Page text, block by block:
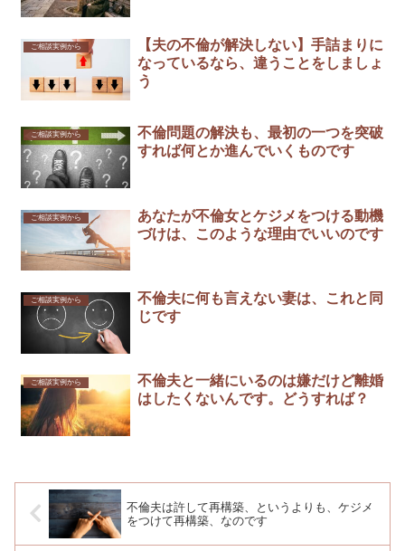
ご相談実例から
【夫の不倫が解決しない】手詰まりに
なっているなら、違うことをしましょ
う
ご相談実例から
不倫問題の解決も、最初の一つを突破
すれば何とか進んでいくものです
ご相談実例から
あなたが不倫女とケジメをつける動機
づけは、このような理由でいいのです
ご相談実例から
不倫夫に何も言えない妻は、これと同
じです
ご相談実例から
不倫夫と一緒にいるのは嫌だけど離婚
はしたくないんです。どうすれば？
不倫夫は許して再構築、というよりも、ケジメ
をつけて再構築、なのです